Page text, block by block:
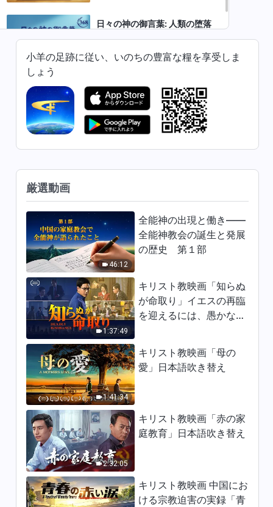
9:04
日々の神の御言葉: 人類の堕落
4:36
日々の神の御言葉: 人類の堕落
を暴く | 抜粋 369
9:16
を暴く | 抜粋 371
10:42
日々の神の御言葉: 人類の堕落
を暴く | 抜粋 372
10:18
日々の神の御言葉: 人類の堕落
を暴く | 抜粋 373
小羊の足跡に従い、いのちの豊富な糧を享受しま
しょう
厳選動画
46:12
全能神の出現と働き——
全能神教会の誕生と発展
の歴史 第１部
1:37:49
キリスト教映画「知らぬ
が命取り」イエスの再臨
を迎えるには、愚かな乙
1:41:34
キリスト教映画「母の
愛」日本語吹き替え
2:32:05
キリスト教映画「赤の家
庭教育」日本語吹き替え
キリスト教映画 中国にお
ける宗教迫害の実録「青